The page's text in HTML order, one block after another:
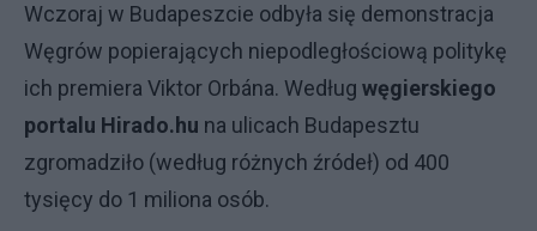
Wczoraj w Budapeszcie odbyła się demonstracja
Węgrów popierających niepodległościową politykę
ich premiera Viktor Orbána. Według węgierskiego
portalu Hirado.hu na ulicach Budapesztu
zgromadziło (według różnych źródeł) od 400
tysięcy do 1 miliona osób.